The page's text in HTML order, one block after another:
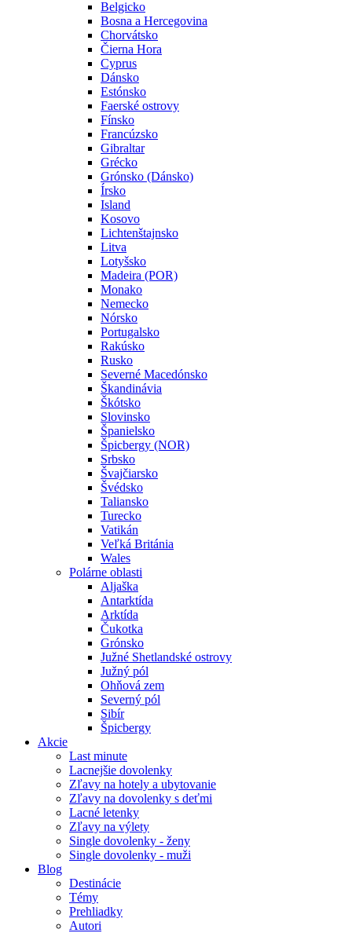
Belgicko
Bosna a Hercegovina
Chorvátsko
Čierna Hora
Cyprus
Dánsko
Estónsko
Faerské ostrovy
Fínsko
Francúzsko
Gibraltar
Grécko
Grónsko (Dánsko)
Írsko
Island
Kosovo
Lichtenštajnsko
Litva
Lotyšsko
Madeira (POR)
Monako
Nemecko
Nórsko
Portugalsko
Rakúsko
Rusko
Severné Macedónsko
Škandinávia
Škótsko
Slovinsko
Španielsko
Špicbergy (NOR)
Srbsko
Švajčiarsko
Švédsko
Taliansko
Turecko
Vatikán
Veľká Británia
Wales
Polárne oblasti
Aljaška
Antarktída
Arktída
Čukotka
Grónsko
Južné Shetlandské ostrovy
Južný pól
Ohňová zem
Severný pól
Sibír
Špicbergy
Akcie
Last minute
Lacnejšie dovolenky
Zľavy na hotely a ubytovanie
Zľavy na dovolenky s deťmi
Lacné letenky
Zľavy na výlety
Single dovolenky - ženy
Single dovolenky - muži
Blog
Destinácie
Témy
Prehliadky
Autori